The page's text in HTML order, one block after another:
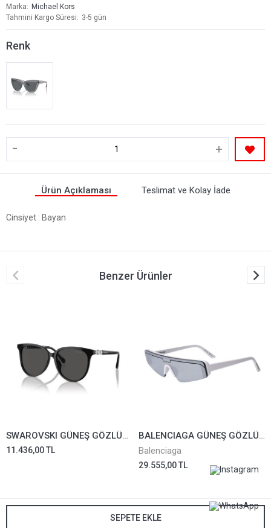
Marka
Michael Kors
Tahmini Kargo Süresi
3-5 gün
Renk
- +
SEPETE EKLE
Ürün Açıklaması Teslimat ve Kolay İade
Cinsiyet : Bayan
Benzer Ürünler
SWAROVSKI GÜNEŞ GÖZLÜĞÜ SK6023D-1001/87
11.436,00 TL
BALENCIAGA GÜNEŞ GÖZLÜĞÜ BB0003S-002
Balenciaga
29.555,00 TL